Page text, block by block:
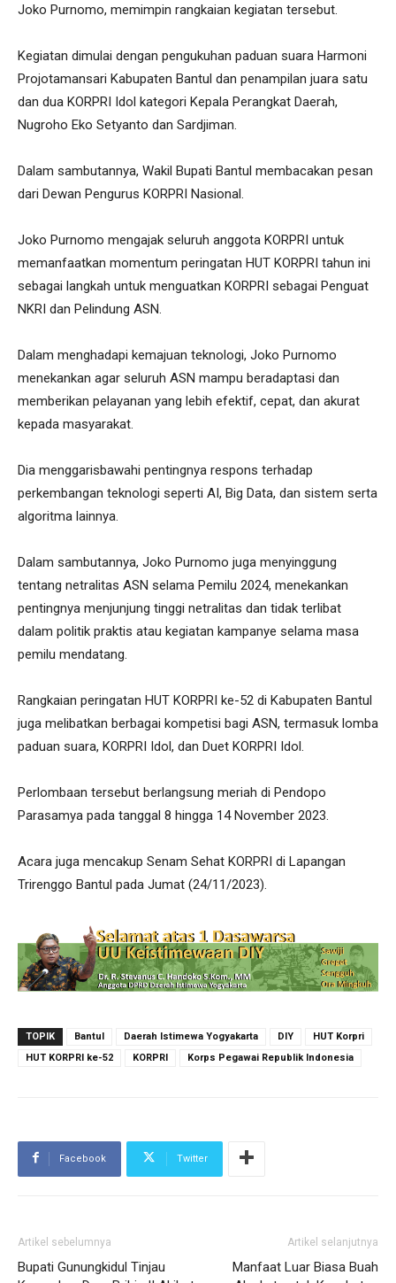
Joko Purnomo, memimpin rangkaian kegiatan tersebut.
Kegiatan dimulai dengan pengukuhan paduan suara Harmoni
Projotamansari Kabupaten Bantul dan penampilan juara satu
dan dua KORPRI Idol kategori Kepala Perangkat Daerah,
Nugroho Eko Setyanto dan Sardjiman.
Dalam sambutannya, Wakil Bupati Bantul membacakan pesan
dari Dewan Pengurus KORPRI Nasional.
Joko Purnomo mengajak seluruh anggota KORPRI untuk
memanfaatkan momentum peringatan HUT KORPRI tahun ini
sebagai langkah untuk menguatkan KORPRI sebagai Penguat
NKRI dan Pelindung ASN.
Dalam menghadapi kemajuan teknologi, Joko Purnomo
menekankan agar seluruh ASN mampu beradaptasi dan
memberikan pelayanan yang lebih efektif, cepat, dan akurat
kepada masyarakat.
Dia menggarisbawahi pentingnya respons terhadap
perkembangan teknologi seperti AI, Big Data, dan sistem serta
algoritma lainnya.
Dalam sambutannya, Joko Purnomo juga menyinggung
tentang netralitas ASN selama Pemilu 2024, menekankan
pentingnya menjunjung tinggi netralitas dan tidak terlibat
dalam politik praktis atau kegiatan kampanye selama masa
pemilu mendatang.
Rangkaian peringatan HUT KORPRI ke-52 di Kabupaten Bantul
juga melibatkan berbagai kompetisi bagi ASN, termasuk lomba
paduan suara, KORPRI Idol, dan Duet KORPRI Idol.
Perlombaan tersebut berlangsung meriah di Pendopo
Parasamya pada tanggal 8 hingga 14 November 2023.
Acara juga mencakup Senam Sehat KORPRI di Lapangan
Trirenggo Bantul pada Jumat (24/11/2023).
TOPIK Bantul Daerah Istimewa Yogyakarta DIY
HUT Korpri
HUT KORPRI ke-52
KORPRI Korps Pegawai Republik Indonesia
Facebook Twitter
Artikel sebelumnya
Bupati Gunungkidul Tinjau
Artikel selanjutnya
Manfaat Luar Biasa Buah